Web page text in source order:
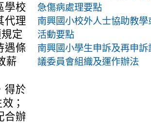
學校
代理
定
遇條
薪
得於
；
合辦
急傷病處理要點
南興國小校外人士協助教學
活動要點
南興國小學生申訴及再申訴
議委員會組織及運作辦法